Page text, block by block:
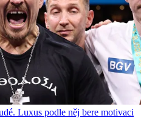
Luxus podle něj bere motivaci